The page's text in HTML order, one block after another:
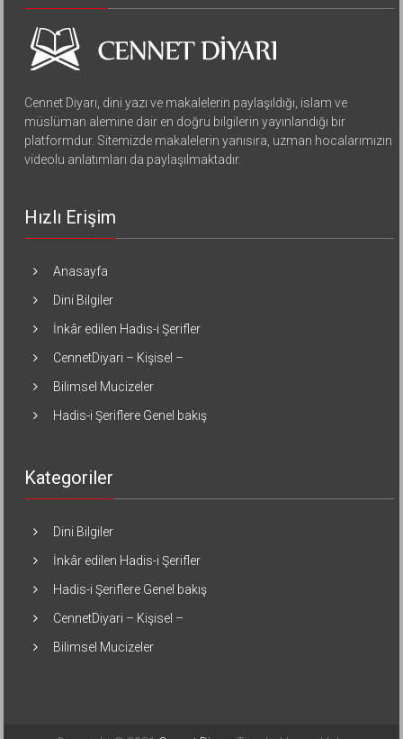
Cennet Diyarı, dini yazı ve makalelerin paylaşıldığı, islam ve
müslüman alemine dair en doğru bilgilerin yayınlandığı bir
platformdur. Sitemizde makalelerin yanısıra, uzman hocalarımızın
videolu anlatımları da paylaşılmaktadır.
Hızlı Erişim
Anasayfa
Dini Bilgiler
İnkâr edilen Hadis-i Şerifler
CennetDiyari – Kişisel –
Bilimsel Mucizeler
Hadis-i Şeriflere Genel bakış
Kategoriler
Dini Bilgiler
İnkâr edilen Hadis-i Şerifler
Hadis-i Şeriflere Genel bakış
CennetDiyari – Kişisel –
Bilimsel Mucizeler